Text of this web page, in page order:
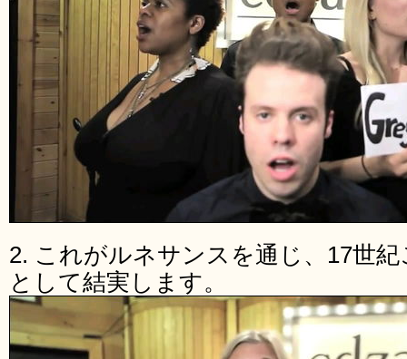
2. これがルネサンスを通じ、17世
として結実します。